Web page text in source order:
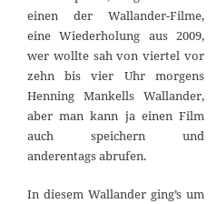
einen der Wallander-Filme,
eine Wiederholung aus 2009,
wer wollte sah von viertel vor
zehn bis vier Uhr morgens
Henning Mankells Wallander,
aber man kann ja einen Film
auch speichern und
anderentags abrufen.
In diesem Wallander ging’s um